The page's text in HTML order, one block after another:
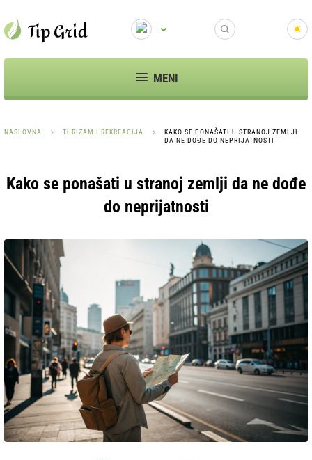
MENI
NASLOVNA TURIZAM I REKREACIJA
KAKO SE PONAŠATI U STRANOJ ZEMLJI
DA NE DOĐE DO NEPRIJATNOSTI
Kako se ponašati u stranoj zemlji da ne dođe
do neprijatnosti